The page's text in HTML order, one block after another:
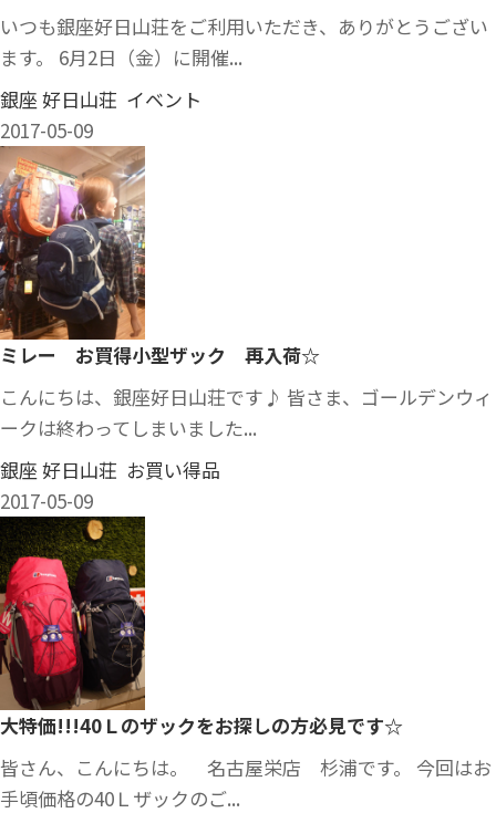
いつも銀座好日山荘をご利用いただき、ありがとうござい
ます。 6月2日（金）に開催...
銀座 好日山荘 イベント
2017-05-09
ミレー お買得小型ザック 再入荷☆
こんにちは、銀座好日山荘です♪ 皆さま、ゴールデンウィ
ークは終わってしまいました...
銀座 好日山荘 お買い得品
2017-05-09
大特価!!!40Ｌのザックをお探しの方必見です☆
皆さん、こんにちは。 名古屋栄店 杉浦です。 今回はお
手頃価格の40Ｌザックのご...